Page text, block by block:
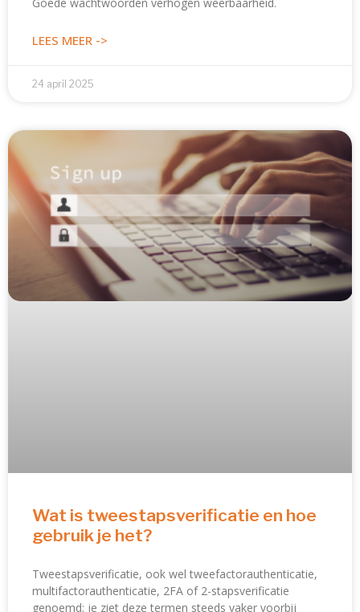
LEES MEER ->
24 april 2025
Wat is tweestapsverificatie en hoe
gebruik je het?
Tweestapsverificatie, ook wel tweefactorauthenticatie,
multifactorauthenticatie, 2FA of 2-stapsverificatie
genoemd; je ziet deze termen steeds vaker voorbij